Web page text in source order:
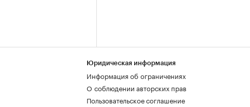
Юридическая информация
Информация об ограничениях
О соблюдении авторских прав
Пользовательское соглашение